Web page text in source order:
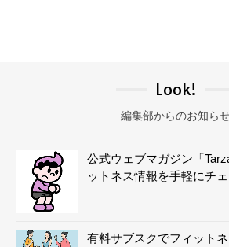
Look!
編集部からのお知ら
公式ウェブマガジン「
ットネス情報を手軽にチ
有料サブスクでフィット